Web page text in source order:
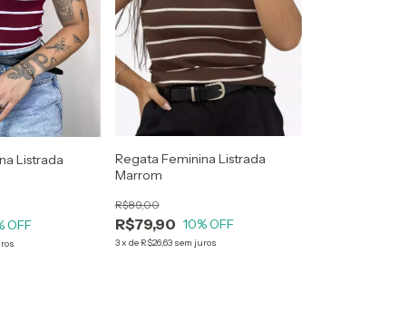
Listrada
OFF
Regata Feminina Listrada
Marrom
R$79,90
R$89,00
10% OFF
3x de R$26,63 sem juros